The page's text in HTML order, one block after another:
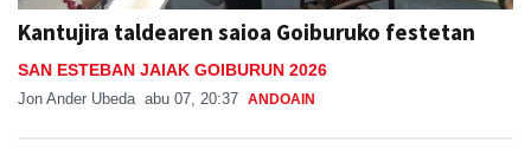
Kantujira taldearen saioa Goiburuko festetan
SAN ESTEBAN JAIAK GOIBURUN 2026
Jon Ander Ubeda abu 07, 20:37 ANDOAIN